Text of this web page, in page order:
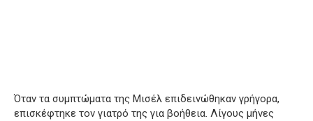
Όταν τα συμπτώματα της Μισέλ επιδεινώθηκαν γρήγορα,
επισκέφτηκε τον γιατρό της για βοήθεια. Λίγους μήνες